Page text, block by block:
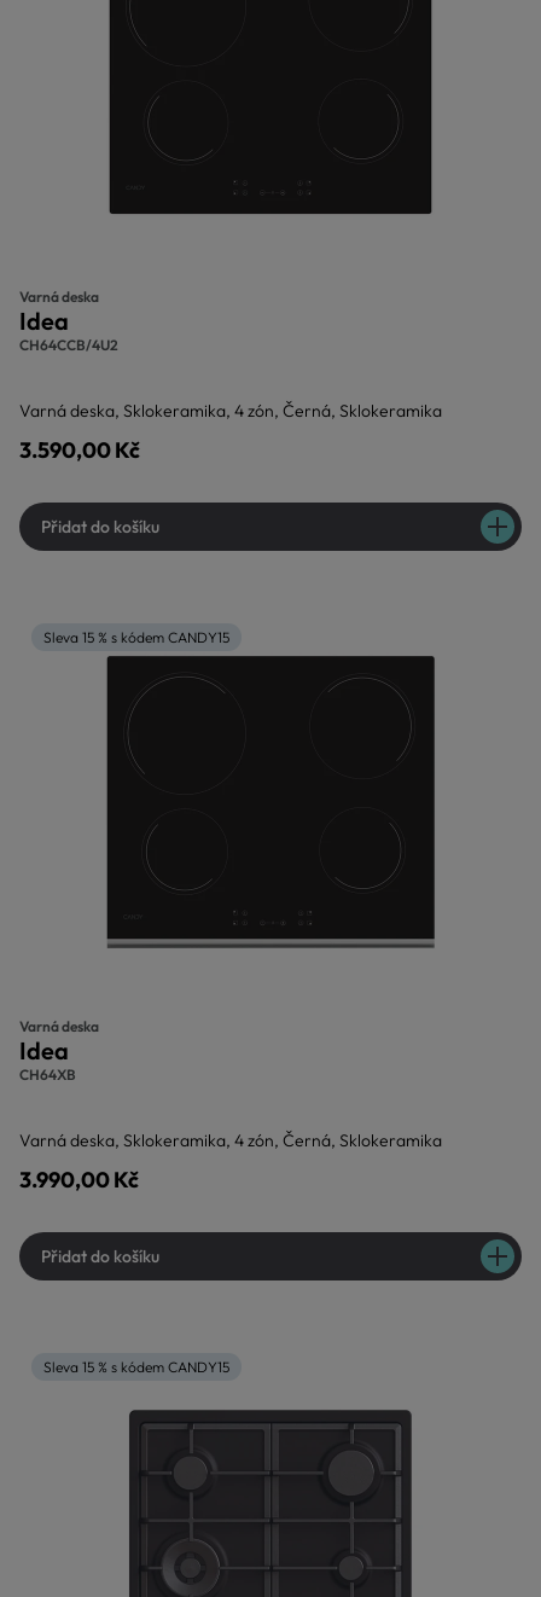
Varná deska
Idea
CH64CCB/4U2
Varná deska, Sklokeramika, 4 zón, Černá, Sklokeramika
3.590,00 Kč
Přidat do košíku
Sleva 15 % s kódem CANDY15
Varná deska
Idea
CH64XB
Varná deska, Sklokeramika, 4 zón, Černá, Sklokeramika
3.990,00 Kč
Přidat do košíku
Sleva 15 % s kódem CANDY15